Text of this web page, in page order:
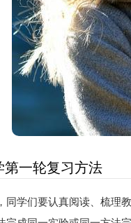
第一轮复习方法
学们要认真阅读、梳理教